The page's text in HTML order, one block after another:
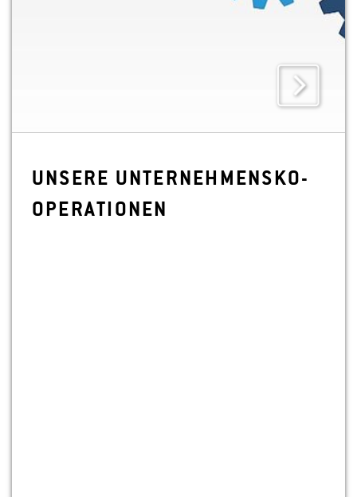
UN­SE­RE UN­TER­NEH­MENS­KO­
OPE­RA­TIO­NEN